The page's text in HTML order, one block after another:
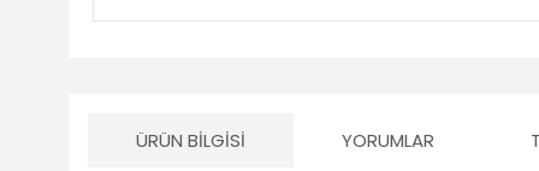
ÜRÜN BILGISI YORUMLAR